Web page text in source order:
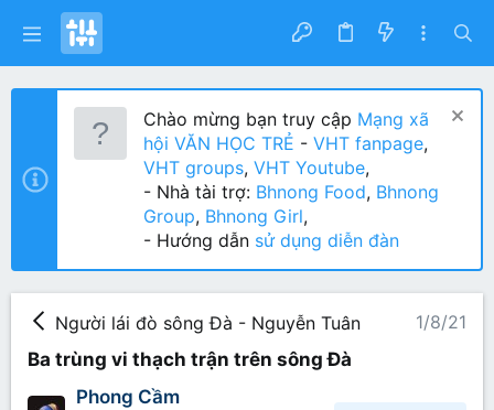
Chào mừng bạn truy cập Mạng xã
hội VĂN HỌC TRẺ - VHT fanpage,
VHT groups, VHT Youtube,
- Nhà tài trợ: Bhnong Food, Bhnong
Group, Bhnong Girl,
- Hướng dẫn sử dụng diễn đàn
Người lái đò sông Đà - Nguyễn Tuân
1/8/21
Ba trùng vi thạch trận trên sông Đà
Phong Cầm